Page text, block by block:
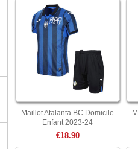
Maillot Atalanta BC Domicile
Enfant 2023-24
€18.90